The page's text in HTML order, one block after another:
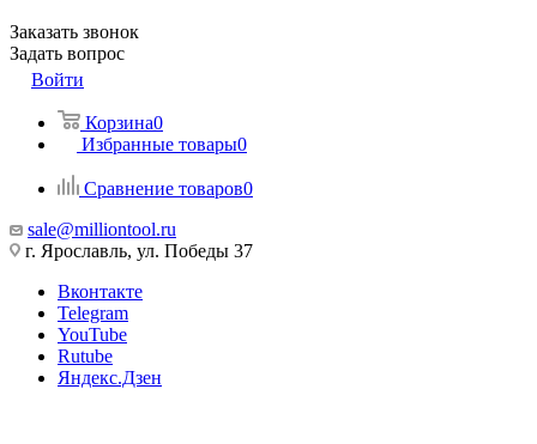
Заказать звонок
Задать вопрос
Войти
Корзина0
Избранные товары0
Сравнение товаров0
sale@milliontool.ru
г. Ярославль, ул. Победы 37
Вконтакте
Telegram
YouTube
Rutube
Яндекс.Дзен